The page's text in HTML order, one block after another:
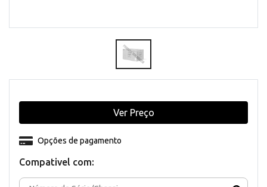
Compativel com:
Opções de pagamento
Ver Preço